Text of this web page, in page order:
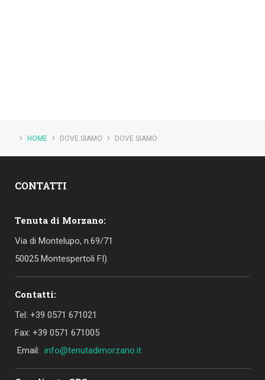
HOME DOVE SIAMO DOVE SIAMO
CONTATTI
Tenuta di Morzano:
Via di Montelupo, n.69/71
50025 Montespertoli FI)
Contatti:
Tel: +39 0571 671021
Fax: +39 0571 671005
Email: info@tenutadimorzano.it